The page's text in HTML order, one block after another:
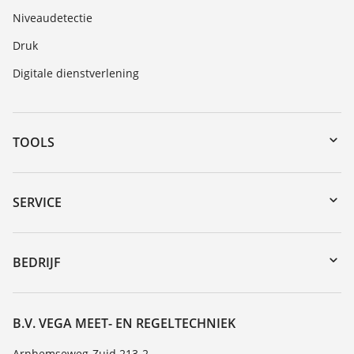
Niveaudetectie
Druk
Digitale dienstverlening
TOOLS
myVEGA
Downloads
DTM Collection/PACTware
SERVICE
Reparatieformulier instrument
Seminars
BEDRIJF
Vacature
Over VEGA
Contact
B.V. VEGA MEET- EN REGELTECHNIEK